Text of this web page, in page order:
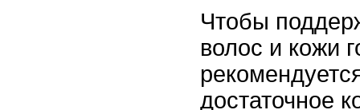
Чтобы
волос и кожи
достаточное